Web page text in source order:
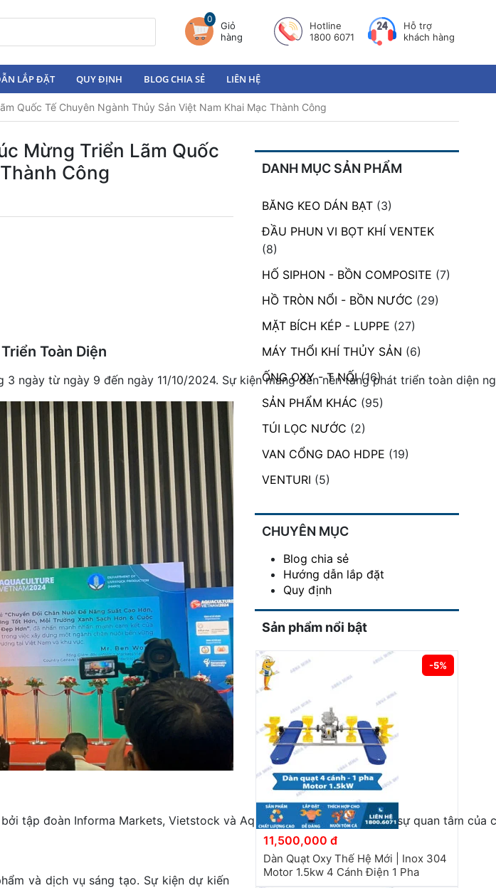
0
Giỏ
hàng
Hotline
1800 6071
Hỗ trợ
khách hàng
LẮP ĐẶT QUY ĐỊNH BLOG CHIA SẺ LIÊN HỆ
Quốc Tế Chuyên Ngành Thủy Sản Việt Nam Khai Mạc Thành Công
Mừng Triển Lãm Quốc
Công
Toàn Diện
từ ngày 9 đến ngày 11/10/2024. Sự kiện mang đến nền tảng phát triển toàn
tập đoàn Informa Markets, Vietstock và Aquaculture Vietnam thu hút sự quan tâm của
và dịch vụ sáng tạo. Sự kiện dự kiến
DANH MỤC SẢN PHẨM
BĂNG KEO DÁN BẠT (3)
ĐẦU PHUN VI BỌT KHÍ VENTEK
(8)
HỐ SIPHON - BỒN COMPOSITE (7)
HỒ TRÒN NỔI - BỒN NƯỚC (29)
MẶT BÍCH KÉP - LUPPE (27)
MÁY THỔI KHÍ THỦY SẢN (6)
ỐNG OXY - T NỐI (16)
SẢN PHẨM KHÁC (95)
TÚI LỌC NƯỚC (2)
VAN CỔNG DAO HDPE (19)
VENTURI (5)
CHUYÊN MỤC
Blog chia sẻ
Hướng dẫn lắp đặt
Quy định
Sản phẩm nổi bật
-5%
11,500,000 đ
Dàn Quạt Oxy Thế Hệ Mới | Inox 304
Motor 1.5kw 4 Cánh Điện 1 Pha